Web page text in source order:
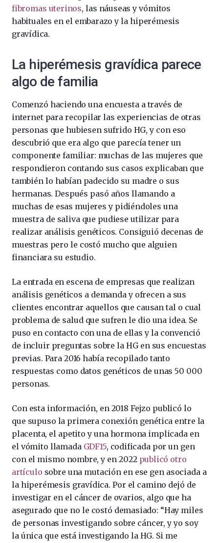
fibromas uterinos, las náuseas y vómitos
habituales en el embarazo y la hiperémesis
gravídica.
La hiperémesis gravídica parece
algo de familia
Comenzó haciendo una encuesta a través de
internet para recopilar las experiencias de otras
personas que hubiesen sufrido HG, y con eso
descubrió que era algo que parecía tener un
componente familiar: muchas de las mujeres que
respondieron contando sus casos explicaban que
también lo habían padecido su madre o sus
hermanas. Después pasó años llamando a
muchas de esas mujeres y pidiéndoles una
muestra de saliva que pudiese utilizar para
realizar análisis genéticos. Consiguió decenas de
muestras pero le costó mucho que alguien
financiara su estudio.
La entrada en escena de empresas que realizan
análisis genéticos a demanda y ofrecen a sus
clientes encontrar aquellos que causan tal o cual
problema de salud que sufren le dio una idea. Se
puso en contacto con una de ellas y la convenció
de incluir preguntas sobre la HG en sus encuestas
previas. Para 2016 había recopilado tanto
respuestas como datos genéticos de unas 50 000
personas.
Con esta información, en 2018 Fejzo publicó lo
que supuso la primera conexión genética entre la
placenta, el apetito y una hormona implicada en
el vómito llamada GDF15, codificada por un gen
con el mismo nombre, y en 2022 publicó otro
artículo sobre una mutación en ese gen asociada a
la hiperémesis gravídica. Por el camino dejó de
investigar en el cáncer de ovarios, algo que ha
asegurado que no le costó demasiado: “Hay miles
de personas investigando sobre cáncer, y yo soy
la única que está investigando la HG. Si me